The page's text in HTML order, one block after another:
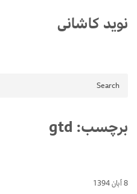
content
نوید کاشانی
برچسب: gtd
8 آبان 1394